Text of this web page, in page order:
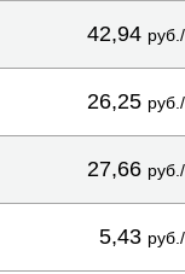
42,94
26,25
27,66
5,43